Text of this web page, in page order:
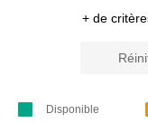
+ de
Disponible